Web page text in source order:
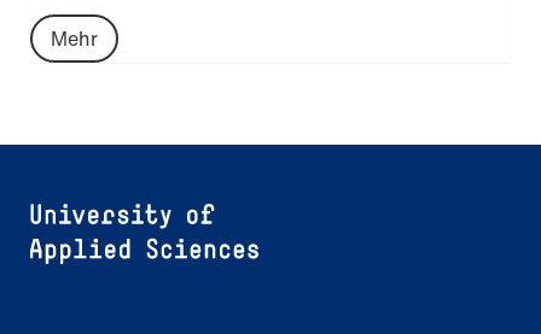
Mehr